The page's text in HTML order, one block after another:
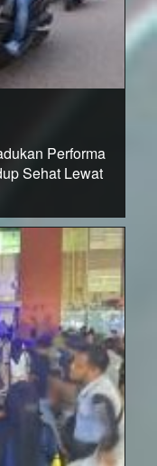
Performa
Sehat Lewat